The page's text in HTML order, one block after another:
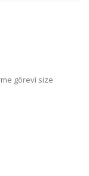
görevi size